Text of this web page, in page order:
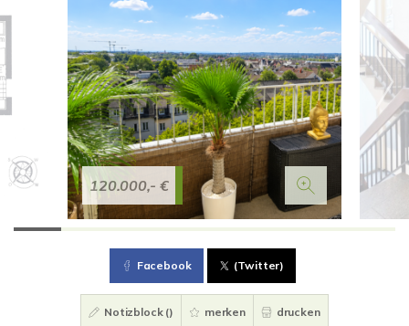
120.000,- €
Facebook (Twitter)
Notizblock () merken drucken